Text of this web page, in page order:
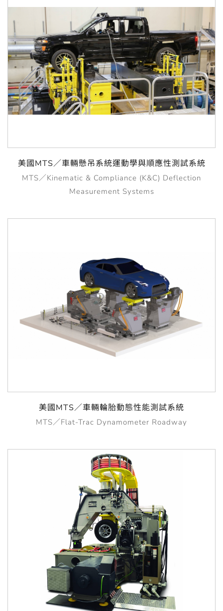
美國MTS／車輛懸吊系統運動學與順應性測試系統
MTS／Kinematic & Compliance (K&C) Deflection
Measurement Systems
美國MTS／車輛輪胎動態性能測試系統
MTS／Flat-Trac Dynamometer Roadway